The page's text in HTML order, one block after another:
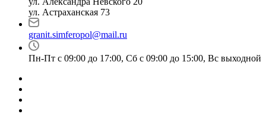
ул. Астраханская 73
granit.simferopol@mail.ru
Пн-Пт с 09:00 до 17:00, Сб с 09:00 до 15:00, Вс выходной